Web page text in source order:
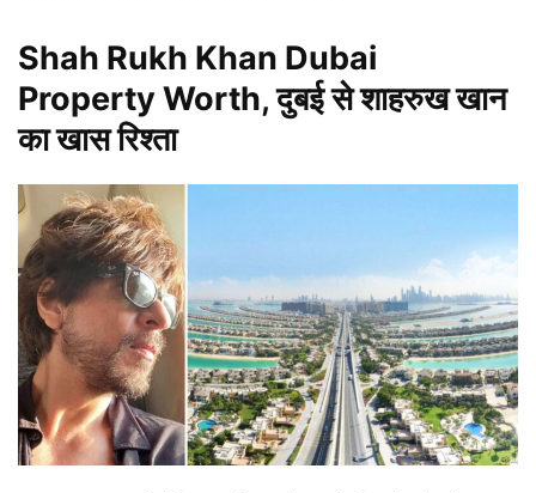
Shah Rukh Khan Dubai
Property Worth, दुबई से शाहरुख खान
का खास रिश्ता